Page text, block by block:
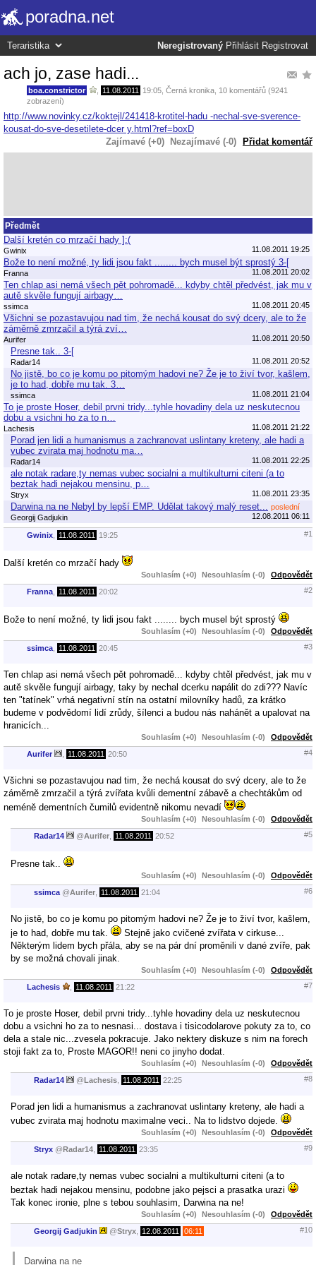
poradna.net
Neregistrovaný Přihlásit Registrovat
ach jo, zase hadi...
boa.constrictor 11.08.2011 19:05 Černá kronika , 10 komentářů (9241
zobrazení)
http://www.novinky.cz/koktejl/241418-krotitel-hadu -nechal-sve-sverence-
kousat-do-sve-desetilete-dcer y.html?ref=boxD
Zajímavé (+0)
Nezajímavé (-0) Přidat komentář
Předmět
Další kretén co mrzačí hady ]:(
Gwinix 11.08.2011 19:25
Bože to není možné, ty lidi jsou fakt ........ bych musel být sprostý 3-[
Franna 11.08.2011 20:02
Ten chlap asi nemá všech pět pohromadě... kdyby chtěl předvést, jak mu v
autě skvěle fungují airbagy…
ssimca 11.08.2011 20:45
Všichni se pozastavujou nad tim, že nechá kousat do svý dcery, ale to že
záměrně zmrzačil a týrá zví…
Aurifer 11.08.2011 20:50
Presne tak.. 3-[
Radar14 11.08.2011 20:52
No jistě, bo co je komu po pitomým hadovi ne? Že je to živí tvor, kašlem,
je to had, dobře mu tak. 3…
ssimca 11.08.2011 21:04
To je proste Hoser, debil prvni tridy...tyhle hovadiny dela uz neskutecnou
dobu a vsichni ho za to n…
Lachesis 11.08.2011 21:22
Porad jen lidi a humanismus a zachranovat uslintany kreteny, ale hadi a
vubec zvirata maj hodnotu ma…
Radar14 11.08.2011 22:25
ale notak radare,ty nemas vubec socialni a multikulturni citeni (a to
beztak hadi nejakou mensinu, p…
Stryx 11.08.2011 23:35
Darwina na ne Nebyl by lepší EMP. Udělat takový malý reset...
poslední
Georgij Gadjukin
12.08.2011 06:11
Gwinix 11.08.2011 19:25 #1
Další kretén co mrzačí hady
Souhlasím (+0) Nesouhlasím (-0) Odpovědět
Franna 11.08.2011 20:02 #2
Bože to není možné, ty lidi jsou fakt ........ bych musel být sprostý
Souhlasím (+0) Nesouhlasím (-0) Odpovědět
ssimca 11.08.2011 20:45 #3
Ten chlap asi nemá všech pět pohromadě... kdyby chtěl předvést, jak mu v
autě skvěle fungují airbagy, taky by nechal dcerku napálit do zdi??? Navíc
ten "tatínek" vrhá negativní stín na ostatní milovníky hadů, za krátko
budeme v podvědomí lidí zrůdy, šílenci a budou nás nahánět a upalovat na
hranicích...
Souhlasím (+0) Nesouhlasím (-0) Odpovědět
Aurifer 11.08.2011 20:50 #4
Všichni se pozastavujou nad tim, že nechá kousat do svý dcery, ale to že
záměrně zmrzačil a týrá zvířata kvůli dementní zábavě a chechtákům od
neméně dementních čumilů evidentně nikomu nevadí
Souhlasím (+0) Nesouhlasím (-0) Odpovědět
Radar14 @Aurifer 11.08.2011 20:52 #5
Presne tak..
Souhlasím (+0) Nesouhlasím (-0) Odpovědět
ssimca @Aurifer 11.08.2011 21:04 #6
No jistě, bo co je komu po pitomým hadovi ne? Že je to živí tvor, kašlem,
je to had, dobře mu tak.
Stejně jako cvičené zvířata v cirkuse...
Některým lidem bych přála, aby se na pár dní proměnili v dané zvíře, pak
by se možná chovali jinak.
Souhlasím (+0) Nesouhlasím (-0) Odpovědět
Lachesis 11.08.2011 21:22 #7
To je proste Hoser, debil prvni tridy...tyhle hovadiny dela uz neskutecnou
dobu a vsichni ho za to nesnasi... dostava i tisicodolarove pokuty za to, co
dela a stale nic...zvesela pokracuje. Jako nektery diskuze s nim na forech
stoji fakt za to, Proste MAGOR!! neni co jinyho dodat.
Souhlasím (+0) Nesouhlasím (-0) Odpovědět
Radar14 @Lachesis 11.08.2011 22:25 #8
Porad jen lidi a humanismus a zachranovat uslintany kreteny, ale hadi a
vubec zvirata maj hodnotu maximalne veci.. Na to lidstvo dojede.
Souhlasím (+0) Nesouhlasím (-0) Odpovědět
Stryx @Radar14 11.08.2011 23:35 #9
ale notak radare,ty nemas vubec socialni a multikulturni citeni (a to
beztak hadi nejakou mensinu, podobne jako pejsci a prasatka urazi
Tak konec ironie, plne s tebou souhlasim, Darwina na ne!
Souhlasím (+0) Nesouhlasím (-0) Odpovědět
Georgij Gadjukin @Stryx 12.08.2011 06:11 #10
Darwina na ne